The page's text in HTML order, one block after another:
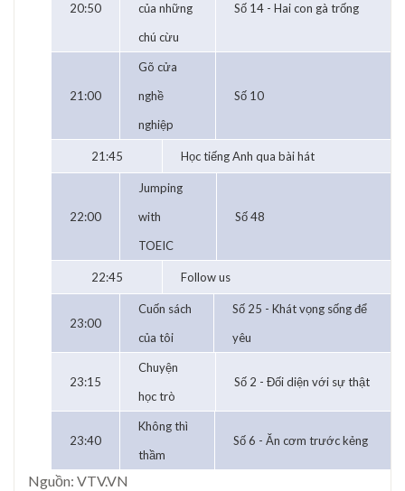
20:50
của những
chú cừu
Số 14 - Hai con gà trống
21:00
Gõ cửa
nghề
nghiệp
Số 10
21:45 Học tiếng Anh qua bài hát
22:00
Jumping
with
TOEIC
Số 48
22:45 Follow us
23:00
Cuốn sách
của tôi
Số 25 - Khát vọng sống để
yêu
23:15
Chuyện
học trò
Số 2 - Đối diện với sự thật
23:40
Không thì
thầm
Số 6 - Ăn cơm trước kẻng
Nguồn: VTV.VN